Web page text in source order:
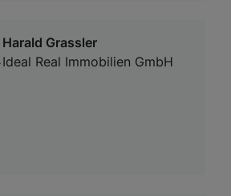
Harald Grassler
Ideal Real Immobilien GmbH